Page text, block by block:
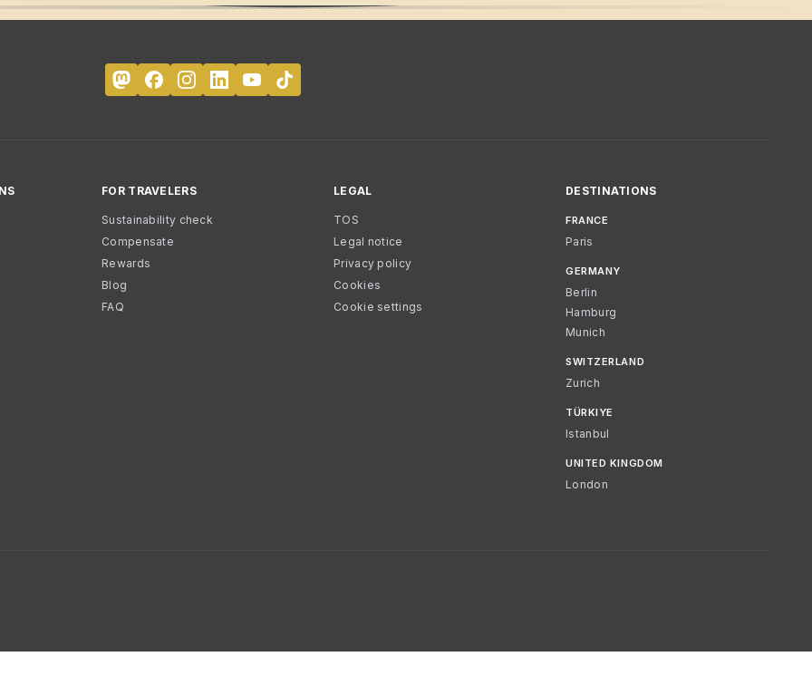
FOR TRAVELERS
Sustainability check
Compensate
Rewards
Blog
FAQ
LEGAL
TOS
Legal notice
Privacy policy
Cookies
Cookie settings
DESTINATIONS
FRANCE
Paris
GERMANY
Berlin
Hamburg
Munich
SWITZERLAND
Zurich
TÜRKIYE
Istanbul
UNITED KINGDOM
London